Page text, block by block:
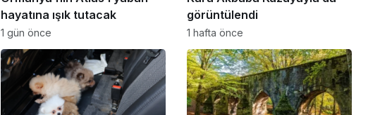
hayatına ışık tutacak
1 gün önce
görüntülendi
1 hafta önce